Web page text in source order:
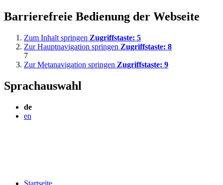
Barrierefreie Bedienung der Webseite
Zum Inhalt springen Zugriffstaste: 5
Zur Hauptnavigation springen Zugriffstaste: 8
7
Zur Metanavigation springen Zugriffstaste: 9
Sprachauswahl
de
en
Startseite